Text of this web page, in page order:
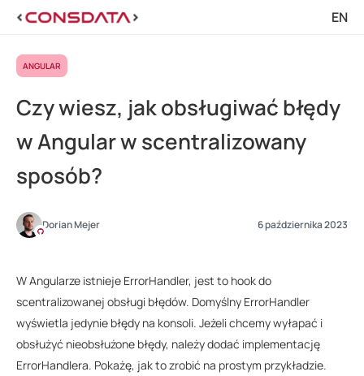
EN
ANGULAR
Czy wiesz, jak obsługiwać błędy
w Angular w scentralizowany
sposób?
Dorian Mejer 6 października 2023
W Angularze istnieje ErrorHandler, jest to hook do
scentralizowanej obsługi błędów. Domyślny ErrorHandler
wyświetla jedynie błędy na konsoli. Jeżeli chcemy wyłapać i
obsłużyć nieobsłużone błędy, należy dodać implementację
ErrorHandlera. Pokażę, jak to zrobić na prostym przykładzie.